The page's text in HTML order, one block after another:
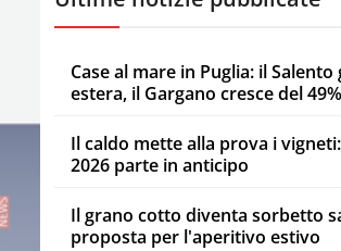
Case al mare in Puglia: il
estera, il Gargano cresce del 49%
Il caldo mette alla prova i
2026 parte in anticipo
Il grano cotto diventa sorbetto
proposta per l'aperitivo estivo